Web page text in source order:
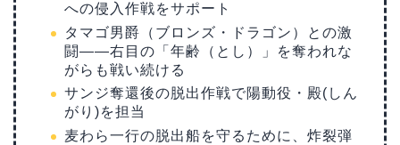
への侵入作戦をサポート
タマゴ男爵（ブロンズ・ドラゴン）との激
闘——右目の「年齢（とし）」を奪われな
がらも戦い続ける
サンジ奪還後の脱出作戦で陽動役・殿(しん
がり)を担当
麦わら一行の脱出船を守るために、炸裂弾